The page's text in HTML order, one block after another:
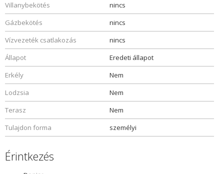
Villanybekötés
nincs
Gázbekötés
nincs
Vízvezeték csatlakozás
nincs
Állapot
Eredeti állapot
Erkély
Nem
Lodzsia
Nem
Terasz
Nem
Tulajdon forma
személyi
Érintkezés